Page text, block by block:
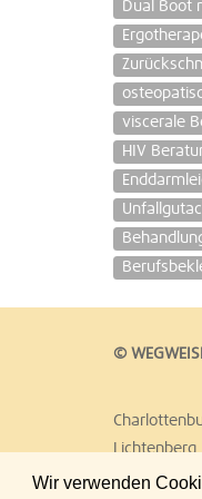
Wir verwenden
Dual Boot
viscerale
HIV
©
Lichtenberg